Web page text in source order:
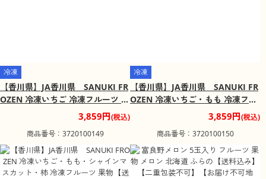
冷凍
【香川県】JA香川県 SANUKI FR
OZEN 冷凍いちご 冷凍フルーツ 果
物 【送料込み】【二重包装不可】
【お届け不可地域：北海道・沖
縄・離島】
3,859円(税込)
商品番号：3720100149
冷凍
【香川県】JA香川県 SANUKI FR
OZEN 冷凍いちご・もも 冷凍フル
ーツ 果物 【送料込み】【二重包装
不可】【お届け不可地域：北海
道・沖縄・離島】
3,859円(税込)
商品番号：3720100150